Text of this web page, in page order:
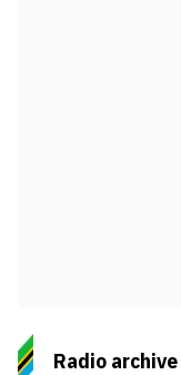
Radio archive